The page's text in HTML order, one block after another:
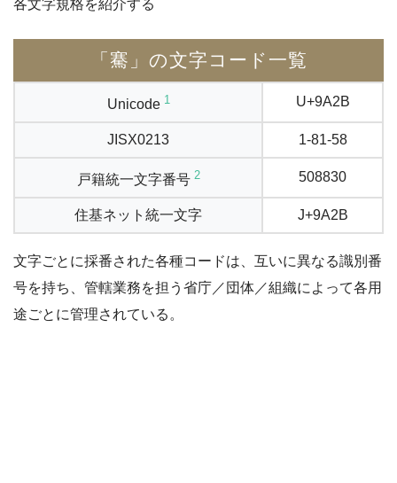
各文字規格を紹介する
「騫」の文字コード一覧
Unicode 1 U+9A2B
JISX0213 1-81-58
戸籍統一文字番号 2 508830
住基ネット統一文字 J+9A2B
文字ごとに採番された各種コードは、互いに異なる識別番
号を持ち、管轄業務を担う省庁／団体／組織によって各用
途ごとに管理されている。